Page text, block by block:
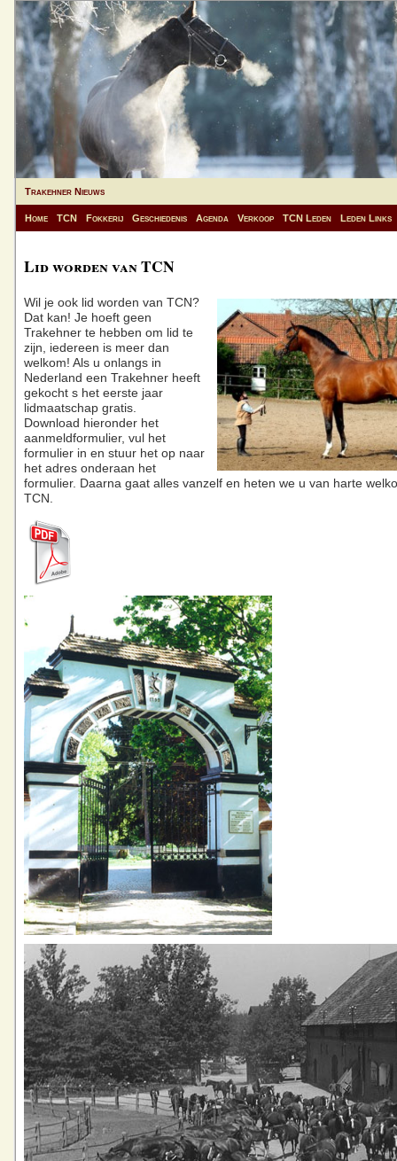
Trakehner Nieuws
Home TCN Fokkerij Geschiedenis Agenda Verkoop TCN Leden Leden Links
Lid worden van TCN
Wil je ook lid worden van TCN?
Dat kan! Je hoeft geen
Trakehner te hebben om lid te
zijn, iedereen is meer dan
welkom! Als u onlangs in
Nederland een Trakehner heeft
gekocht s het eerste jaar
lidmaatschap gratis.
Download hieronder het
aanmeldformulier, vul het
formulier in en stuur het op naar
het adres onderaan het
formulier. Daarna gaat alles vanzelf en heten we u van harte
TCN.